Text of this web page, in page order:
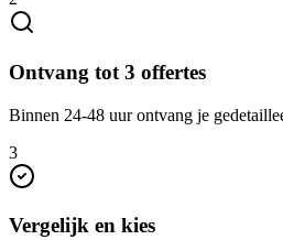
Ontvang tot 3 offertes
Binnen 24-48 uur ontvang je
3
Vergelijk en kies